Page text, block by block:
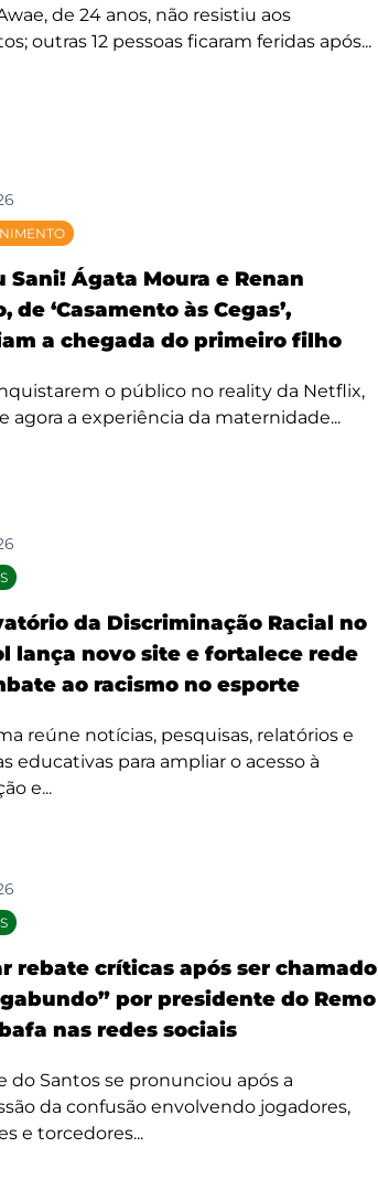
de 24 anos, não resistiu aos
outras 12 pessoas ficaram feridas após...
Sani! Ágata Moura e Renan
de ‘Casamento às Cegas’,
a chegada do primeiro filho
o público no reality da Netflix,
agora a experiência da maternidade...
da Discriminação Racial no
lança novo site e fortalece rede
ao racismo no esporte
reúne notícias, pesquisas, relatórios e
educativas para ampliar o acesso à
e...
rebate críticas após ser chamado
por presidente do Remo
nas redes sociais
do Santos se pronunciou após a
da confusão envolvendo jogadores,
e torcedores...